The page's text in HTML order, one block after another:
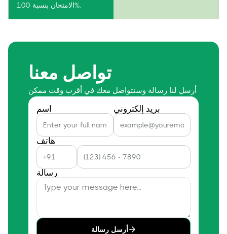
الامتحان بنسبة 100%.
تواصل معنا
أرسل لنا رسالة وسنتواصل معك في أقرب وقت ممكن
اسم بريد إلكتروني
هاتف
رسالة
أرسل رسالة